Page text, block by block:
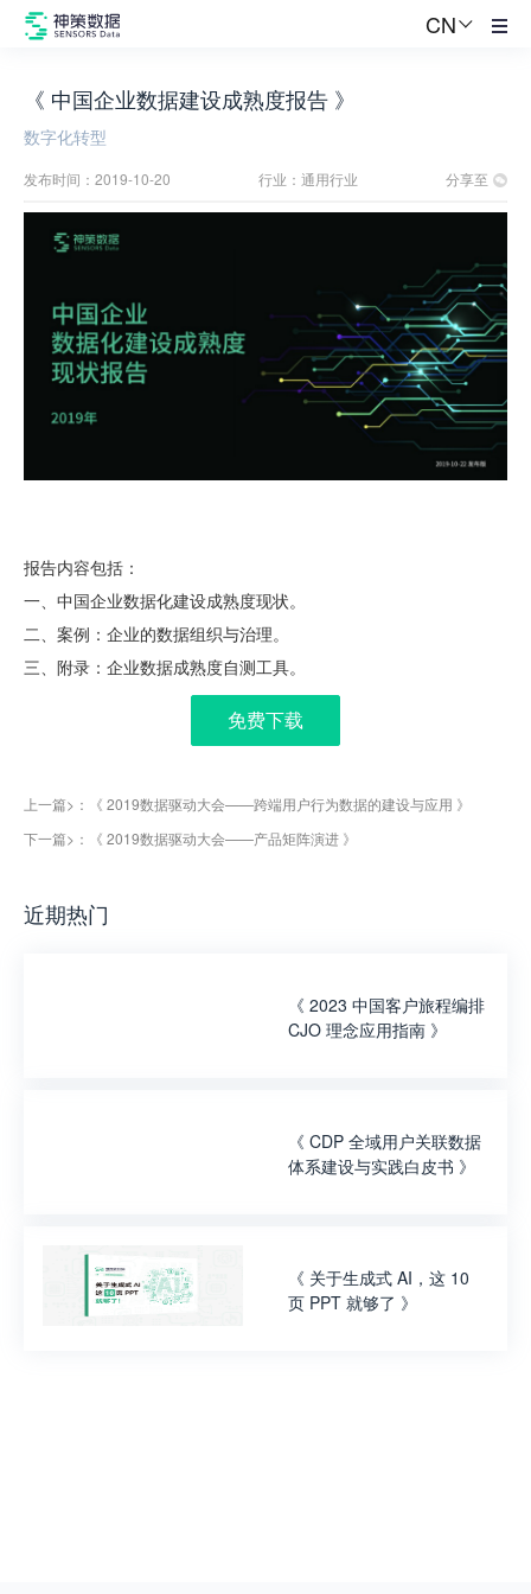
CN
解决方案
资源中心
帮助与支持
关于我们
神策学堂
数据成熟度测评
客户数据引擎 CDP
《 中国企业数据建设成熟度报告 》
数字化转型
发布时间： 2019-10-20 行业： 通用行业 分享至
报告内容包括：
一、中国企业数据化建设成熟度现状。
二、案例：企业的数据组织与治理。
三、附录：企业数据成熟度自测工具。
免费下载
上一篇>：《 2019数据驱动大会——跨端用户行为数据的建设与应用 》
下一篇>：《 2019数据驱动大会——产品矩阵演进 》
近期热门
《 2023 中国客户旅程编排
CJO 理念应用指南》
《 CDP 全域用户关联数据
体系建设与实践白皮书 》
《 关于生成式 AI，这 10
页 PPT 就够了 》